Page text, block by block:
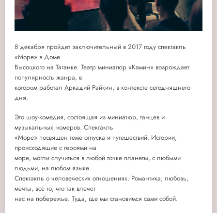
8 декабря пройдет заключительный в 2017 году спектакль
«Море» в Доме
Высоцкого на Таганке. Театр миниатюр «Камин» возрождает
популярность жанра, в
котором работал Аркадий Райкин, в контексте сегодняшнего
дня.
Это шоу-комедия, состоящая из миниатюр, танцев и
музыкальных номеров. Спектакль
«Море» посвящен теме отпуска и путешествий. Истории,
происходящие с героями на
море, могли случиться в любой точке планеты, с любыми
людьми, на любом языке.
Спектакль о человеческих отношениях. Романтика, любовь,
мечты, все то, что так влечет
нас на побережье. Туда, где мы становимся сами собой.